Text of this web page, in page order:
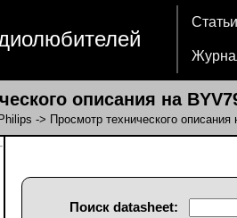
Статьи
описания на
Philips -> Просмотр технического
Поиск datasheet: